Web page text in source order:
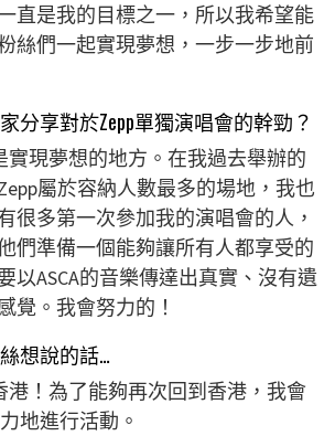
直是我的目標之一，所以我希望能
絲們一起實現夢想，一步一步地前
分享對於Zepp單獨演唱會的幹勁？
實現夢想的地方。在我過去舉辦的
屬於容納人數最多的場地，我也
很多第一次參加我的演唱會的人，
們準備一個能夠讓所有人都享受的
以ASCA的音樂傳達出真實、沒有遺
覺。我會努力的！
想說的話…
港！為了能夠再次回到香港，我會
地進行活動。